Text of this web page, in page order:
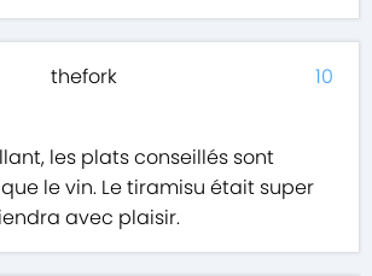
thefork
les plats conseillés sont
le vin. Le tiramisu était super
avec plaisir.
10